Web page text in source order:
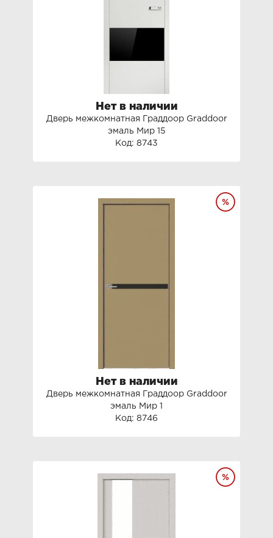
Нет в наличии
Дверь межкомнатная Граддоор Graddoor
эмаль Мир 15
Код: 8743
Нет в наличии
Дверь межкомнатная Граддоор Graddoor
эмаль Мир 1
Код: 8746